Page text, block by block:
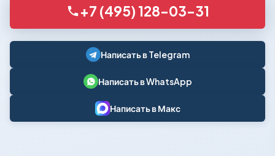
+7 (495) 128-03-31
Написать в Telegram
Написать в WhatsApp
Написать в Макс